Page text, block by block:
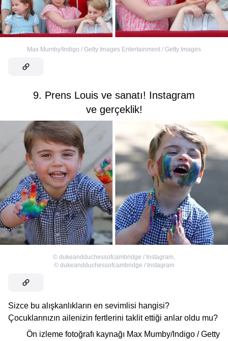
Max Mumby/Indigo / Getty Images Entertainment / Getty Images
9. Prens Louis ve sanatı! Instagram
ve gerçeklik!
© dukeandduchessofcambridge / Instagram,
© dukeandduchessofcambridge / Instagram
Sizce bu alışkanlıkların en sevimlisi hangisi?
Çocuklarınızın ailenizin fertlerini taklit ettiği anlar oldu mu?
Ön izleme fotoğrafı kaynağı Max Mumby/Indigo / Getty